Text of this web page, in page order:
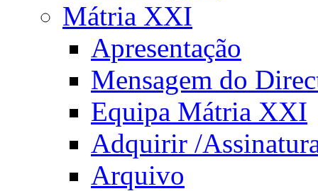
Mátria XXI
Apresentação
Mensagem do
Equipa Mátria XXI
Adquirir /
Arquivo